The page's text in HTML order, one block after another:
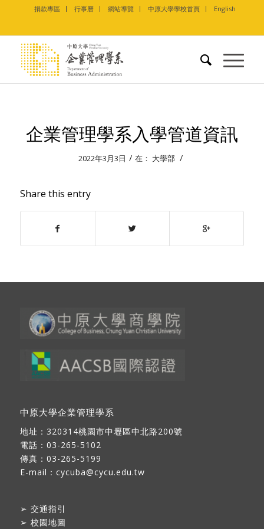
捐款專區 行事曆 網站導覽 中原大學學校首頁 English
企業管理學系入學管道資訊
2022年3月3日 / 在： 大學部 /
Share this entry
中原大學企業管理學系
地址： 320314桃園市中壢區中北路200號
電話：03-265-5102
傳真：03-265-5199
E-mail： cycuba@cycu.edu.tw
➢ 交通指引
➢ 校園地圖